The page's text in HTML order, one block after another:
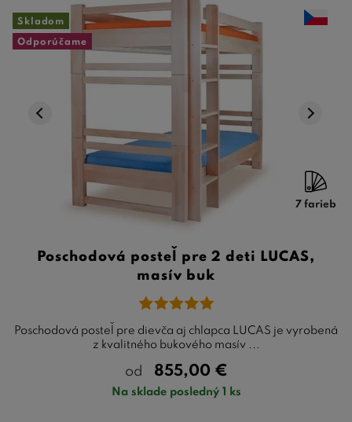
Skladom
Odporúčame
7 farieb
Poschodová posteľ pre 2 deti LUCAS,
masív buk
Poschodová posteľ pre dievča aj chlapca LUCAS je vyrobená
z kvalitného bukového masív ...
od 855,00 €
Na sklade posledný 1 ks